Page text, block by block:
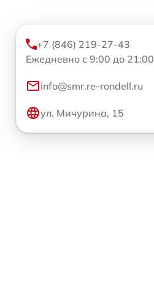
+7 (846) 219-27-43
Ежедневно с 9:00 до 21:00
info@smr.re-rondell.ru
ул. Мичурина, 15